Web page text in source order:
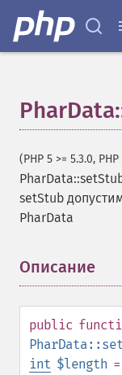
(PHP 5 >= 5.3.0,
setStub
PharData
Описание
public
int $length